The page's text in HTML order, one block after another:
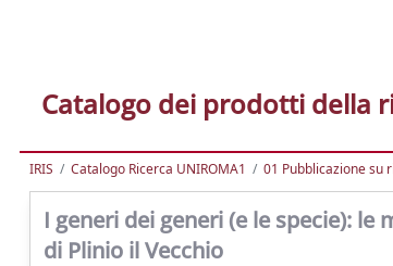
Catalogo dei prodotti della
IRIS Catalogo Ricerca UNIROMA1 01 Pubblicazione su
I generi dei generi (e le specie):
di Plinio il Vecchio